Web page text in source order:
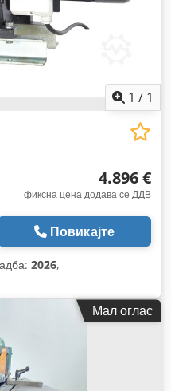
1 / 1
4.896 €
фиксна цена додава се ДДВ
Повикајте
2026,
Мал оглас